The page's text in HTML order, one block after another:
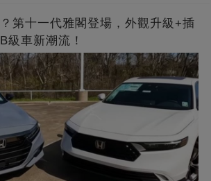
第十一代雅閣登場，外觀升級+插
級車新潮流！